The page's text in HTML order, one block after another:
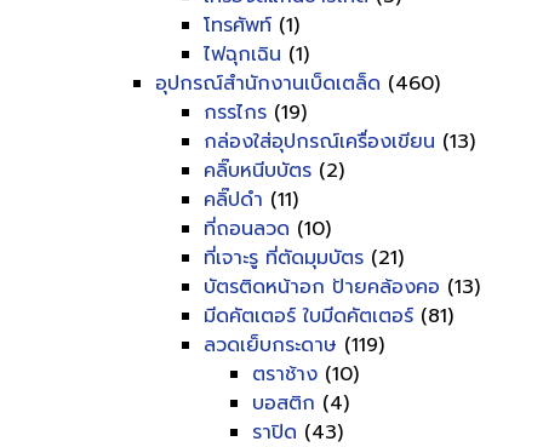
โทรศัพท์ (1)
ไฟฉุกเฉิน (1)
อุปกรณ์สำนักงานเบ็ดเตล็ด (460)
กรรไกร (19)
กล่องใส่อุปกรณ์เครื่องเขียน (13)
คลิ๊บหนีบบัตร (2)
คลิ๊ปดำ (11)
ที่ถอนลวด (10)
ที่เจาะรู ที่ตัดมุมบัตร (21)
บัตรติดหน้าอก ป้ายคล้องคอ (13)
มีดคัตเตอร์ ใบมีดคัตเตอร์ (81)
ลวดเย็บกระดาษ (119)
ตราช้าง (10)
บอสติก (4)
ราปิด (43)